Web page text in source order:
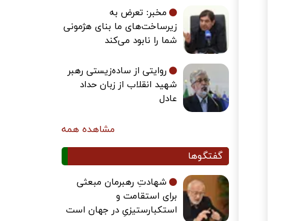
مخبر: تعرض به
زیرساخت‌های ما بنای هژمونی
شما را نابود می‌کند
روایتی از ساده‌زیستی رهبر
شهید انقلاب از زبان حداد
عادل
مشاهده همه
گفتگوها
شهادتِ رهبرمان مبعثی
برای استقامت و
استکبارستیزیِ در جهان است